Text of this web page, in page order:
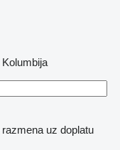
Kolumbija
razmena uz doplatu